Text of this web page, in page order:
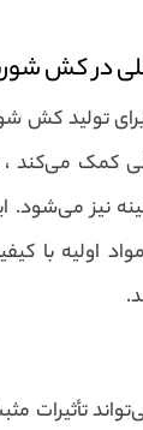
در کش
تولید کش
کمک می‌کند
نیز می‌شود.
اولیه با
تأثیرات